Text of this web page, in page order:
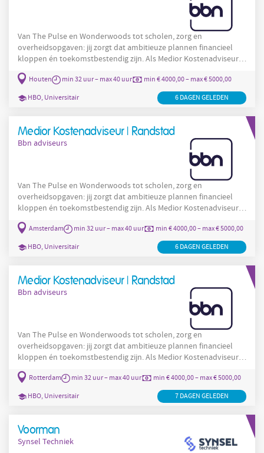
Van The Pulse en Wonderwoods tot scholen, zorg en
overheidsopgaven: jij zorgt dat ambitieuze plannen financieel
kloppen én toekomstbestendig zijn. Als Medior Kostenadviseur
werk je in multidisciplinaire teams aan projecten in alle fasen,
van initiatief tot aanbesteding en realisatie. Je verbindt kosten,
kwaliteit en duurzaamheid en helpt opdrachtgevers slimme
keuzes te maken. In verband met een groei in ons
kostenadviseur/manager
Houten min 32 uur – max 40 uur min € 4000,00 – max € 5000,00
HBO, Universitair 6 DAGEN GELEDEN
Medior Kostenadviseur | Randstad
Bbn adviseurs
Van The Pulse en Wonderwoods tot scholen, zorg en
overheidsopgaven: jij zorgt dat ambitieuze plannen financieel
kloppen én toekomstbestendig zijn. Als Medior Kostenadviseur
werk je in multidisciplinaire teams aan projecten in alle fasen,
van initiatief tot aanbesteding en realisatie. Je verbindt kosten,
kwaliteit en duurzaamheid en helpt opdrachtgevers slimme
keuzes te maken. In verband met een groei in ons
kostenadviseur/manager
Amsterdam min 32 uur – max 40 uur min € 4000,00 – max € 5000,00
HBO, Universitair 6 DAGEN GELEDEN
Medior Kostenadviseur | Randstad
Bbn adviseurs
Van The Pulse en Wonderwoods tot scholen, zorg en
overheidsopgaven: jij zorgt dat ambitieuze plannen financieel
kloppen én toekomstbestendig zijn. Als Medior Kostenadviseur
werk je in multidisciplinaire teams aan projecten in alle fasen,
van initiatief tot aanbesteding en realisatie. Je verbindt kosten,
kwaliteit en duurzaamheid en helpt opdrachtgevers slimme
keuzes te maken. In verband met een groei in ons
kostenadviseur/manager
Rotterdam min 32 uur – max 40 uur min € 4000,00 – max € 5000,00
HBO, Universitair 7 DAGEN GELEDEN
Voorman
Synsel Techniek